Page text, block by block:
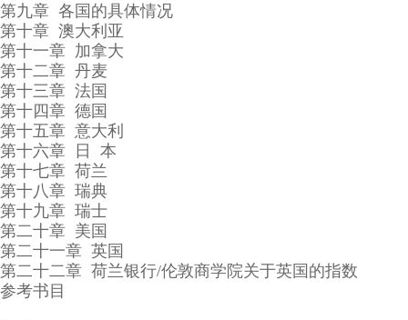
第九章 各国的具体情况
第十章 澳大利亚
第十一章 加拿大
第十二章 丹麦
第十三章 法国
第十四章 德国
第十五章 意大利
第十六章 日 本
第十七章 荷兰
第十八章 瑞典
第十九章 瑞士
第二十章 美国
第二十一章 英国
第二十二章 荷兰银行/伦敦商学院关于英国的指数
参考书目